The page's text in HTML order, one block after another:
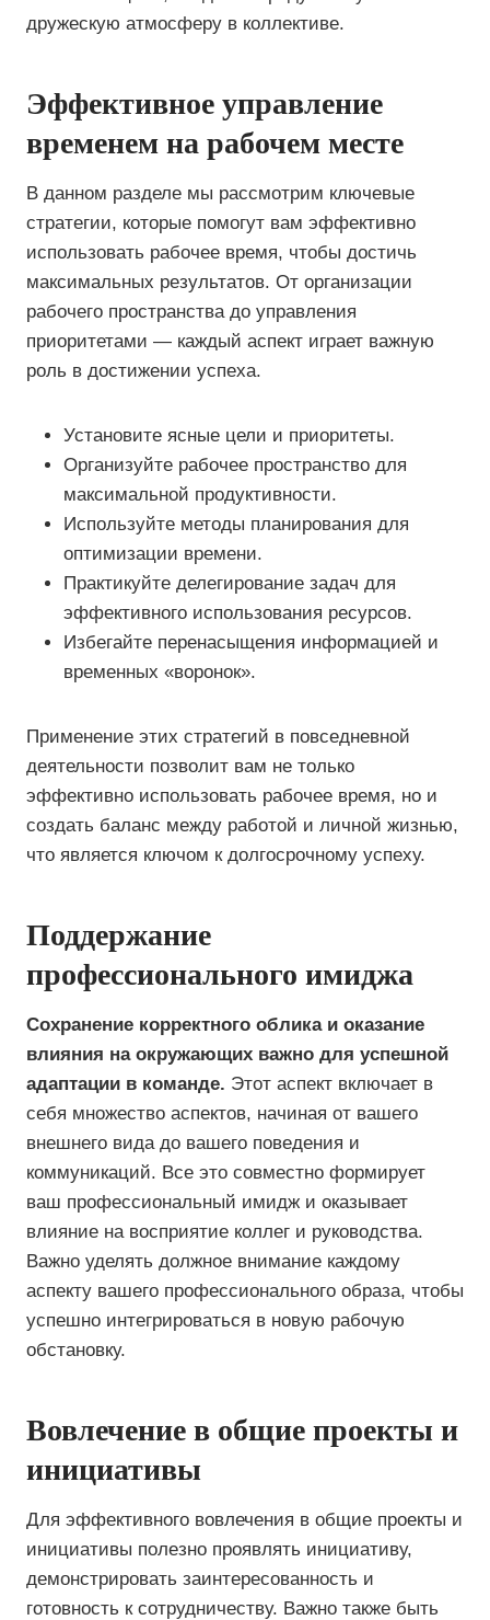
дружескую атмосферу в коллективе.
Эффективное управление
временем на рабочем месте
В данном разделе мы рассмотрим ключевые
стратегии, которые помогут вам эффективно
использовать рабочее время, чтобы достичь
максимальных результатов. От организации
рабочего пространства до управления
приоритетами — каждый аспект играет важную
роль в достижении успеха.
Установите ясные цели и приоритеты.
Организуйте рабочее пространство для
максимальной продуктивности.
Используйте методы планирования для
оптимизации времени.
Практикуйте делегирование задач для
эффективного использования ресурсов.
Избегайте перенасыщения информацией и
временных «воронок».
Применение этих стратегий в повседневной
деятельности позволит вам не только
эффективно использовать рабочее время, но и
создать баланс между работой и личной жизнью,
что является ключом к долгосрочному успеху.
Поддержание
профессионального имиджа
Сохранение корректного облика и оказание
влияния на окружающих важно для успешной
адаптации в команде. Этот аспект включает в
себя множество аспектов, начиная от вашего
внешнего вида до вашего поведения и
коммуникаций. Все это совместно формирует
ваш профессиональный имидж и оказывает
влияние на восприятие коллег и руководства.
Важно уделять должное внимание каждому
аспекту вашего профессионального образа, чтобы
успешно интегрироваться в новую рабочую
обстановку.
Вовлечение в общие проекты и
инициативы
Для эффективного вовлечения в общие проекты и
инициативы полезно проявлять инициативу,
демонстрировать заинтересованность и
готовность к сотрудничеству. Важно также быть